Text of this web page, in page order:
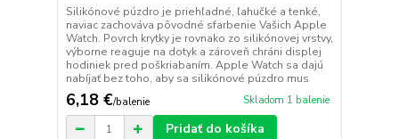
Silikónové púzdro je priehľadné, ľahučké a tenké,
naviac zachováva pôvodné sfarbenie Vašich Apple
Watch. Povrch krytky je rovnako zo silikónovej vrstvy,
výborne reaguje na dotyk a zároveň chráni displej
hodiniek pred poškriabaním. Apple Watch sa dajú
nabíjať bez toho, aby sa silikónové púzdro mus
6,18 €/balenie Skladom 1 balenie
Pridať do košíka